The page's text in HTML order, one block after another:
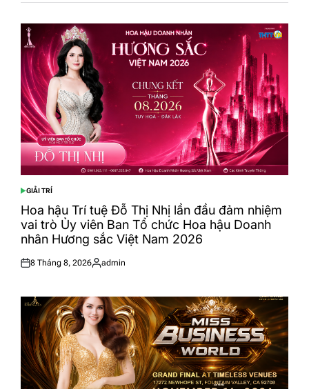
POSTED
IN
GIẢI TRÍ
Hoa hậu Trí tuệ Đỗ Thị Nhị lần đầu đảm nhiệm
vai trò Ủy viên Ban Tổ chức Hoa hậu Doanh
nhân Hương sắc Việt Nam 2026
Posted
8 Tháng 8, 2026
Posted
admin